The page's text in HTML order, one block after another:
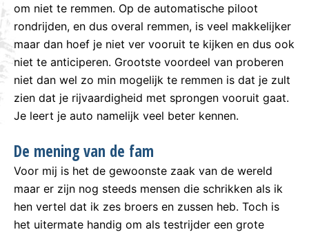
om niet te remmen. Op de automatische piloot
rondrijden, en dus overal remmen, is veel makkelijker
maar dan hoef je niet ver vooruit te kijken en dus ook
niet te anticiperen. Grootste voordeel van proberen
niet dan wel zo min mogelijk te remmen is dat je zult
zien dat je rijvaardigheid met sprongen vooruit gaat.
Je leert je auto namelijk veel beter kennen.
De mening van de fam
Voor mij is het de gewoonste zaak van de wereld
maar er zijn nog steeds mensen die schrikken als ik
hen vertel dat ik zes broers en zussen heb. Toch is
het uitermate handig om als testrijder een grote